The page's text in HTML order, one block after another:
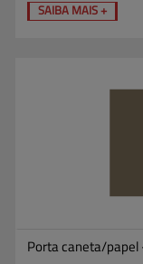
SAIBA MAIS +
Porta caneta/papel